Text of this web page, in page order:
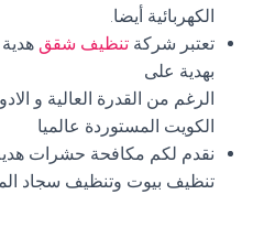
الكهربائية أيضا.
تعتبر شركة تنظيف شقق
بهدية على
الرغم من القدرة العالية و
الكويت المستوردة عالميا
نقدم لكم مكافحة حشرات
تنظيف بيوت وتنظيف سجاد